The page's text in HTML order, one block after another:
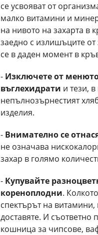
се усвояват от
малко витамини и
на нивото на захарта в
заедно с излишъците
се в даден момент в
- Изключете от
въглехидрати и тези,
непълнозърнестият
изделия.
- Внимателно се
не означава
захар в голямо
- Купувайте
кореноплодни.
спектърът на
доставяте. И съответно
кошница за чипсове,